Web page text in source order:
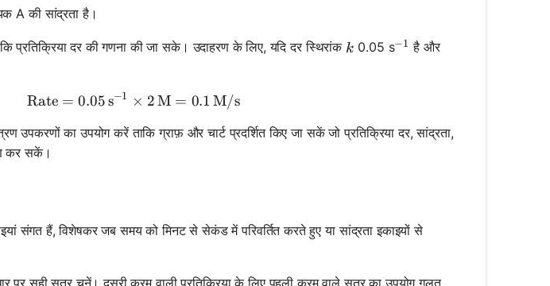
A की सांद्रता है।
प्रतिक्रिया दर की गणना की जा सके। उदाहरण के लिए, यदि दर स्थिरांक k
k 0.05 s^{-1}
−1 है और
\text{Rate} = 0.05 \, \text{s}^{-1} \times 2 \, \text{M} =
Rate = 0.05s−1 × 2M = 0.1 M/s
उपकरणों का उपयोग करें ताकि ग्राफ़ और चार्ट प्रदर्शित किए जा सकें जो प्रतिक्रिया दर, सांद्रता,
कर सकें।
संगत हैं, विशेषकर जब समय को मिनट से सेकंड में परिवर्तित करते हुए या सांद्रता इकाइयों से